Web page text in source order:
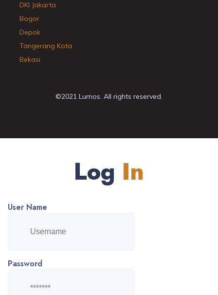
DKI Jakarta
Bogor
Depok
Tangerang Kota
Bekasi
©2021 Lumos. All rights reserved.
Log In
User Name
Password